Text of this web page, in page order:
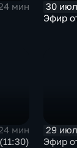
мин
30
Эфир
мин
29
Эфир